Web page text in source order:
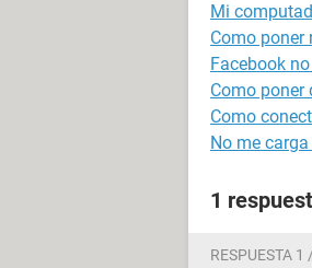
Mi
Como poner
Facebook
Como poner
Como
No me
1
RESPUESTA 1